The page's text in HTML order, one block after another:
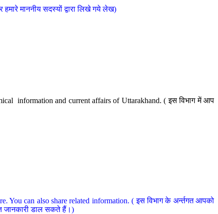
माननीय सदस्यों द्वारा लिखे गये लेख)
information and current affairs of Uttarakhand. ( इस विभाग में आप
You can also share related information. ( इस विभाग के अर्न्तगत आपको
जानकारी डाल सकते हैं।)